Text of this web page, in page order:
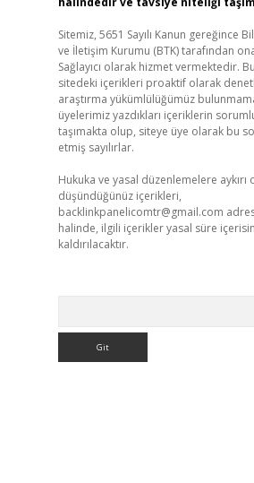
Sitemiz, 5651 Sayılı Kanun gereğince
ve İletişim Kurumu (BTK) tarafından
Sağlayıcı olarak hizmet vermektedir.
sitedeki içerikleri proaktif olarak
araştırma yükümlülüğümüz
üyelerimiz yazdıkları içeriklerin
taşımakta olup, siteye üye olarak bu
etmiş sayılırlar.
Hukuka ve yasal düzenlemelere aykırı
düşündüğünüz içerikleri,
backlinkpanelicomtr@gmail.com
halinde, ilgili içerikler yasal süre
kaldırılacaktır.